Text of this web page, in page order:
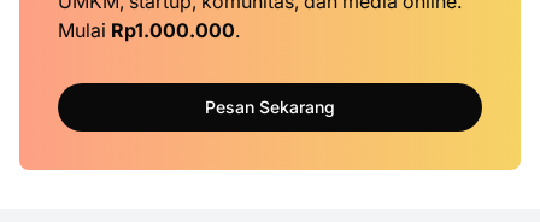
Mulai Rp1.000.000.
Pesan Sekarang